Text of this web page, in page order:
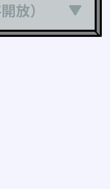
放）